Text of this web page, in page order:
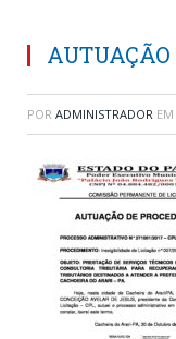
AUTUAÇÃO
POR ADMINISTRADOR EM